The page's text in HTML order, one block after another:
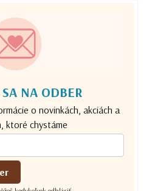
NA ODBER
o novinkách, akciách a
ktoré chystáme